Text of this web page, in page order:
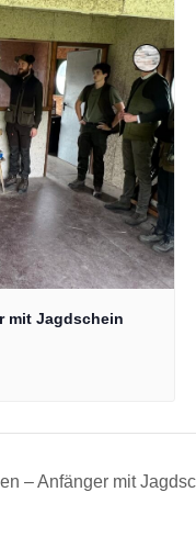
mit Jagdschein
– Anfänger mit